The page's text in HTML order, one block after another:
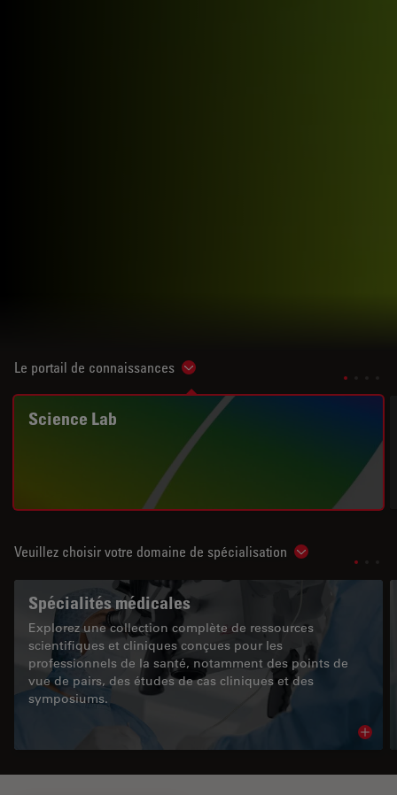
Le portail de connaissances Show subnavigation
Science Lab
Veuillez choisir votre domaine de spécialisation Show
Spécialités médicales
Explorez une collection complète de ressources
scientifiques et cliniques conçues pour les
professionnels de la santé, notamment des points de
vue de pairs, des études de cas cliniques et des
symposiums.